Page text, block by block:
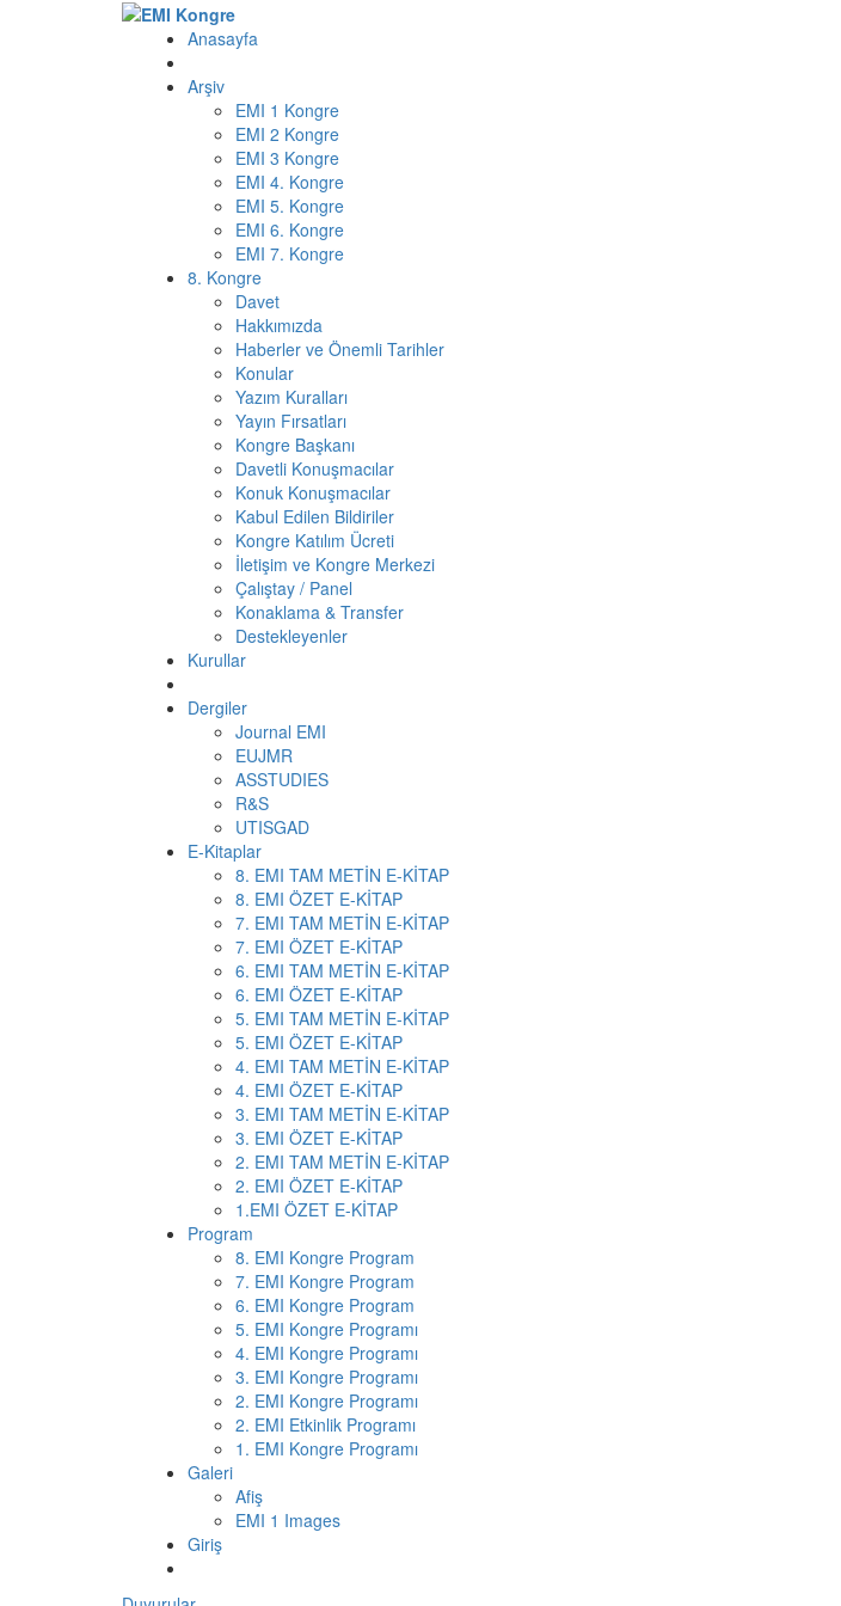
Anasayfa
Arşiv
EMI 1 Kongre
EMI 2 Kongre
EMI 3 Kongre
EMI 4. Kongre
EMI 5. Kongre
EMI 6. Kongre
EMI 7. Kongre
8. Kongre
Davet
Hakkımızda
Haberler ve Önemli Tarihler
Konular
Yazım Kuralları
Yayın Fırsatları
Kongre Başkanı
Davetli Konuşmacılar
Konuk Konuşmacılar
Kabul Edilen Bildiriler
Kongre Katılım Ücreti
İletişim ve Kongre Merkezi
Çalıştay / Panel
Konaklama & Transfer
Destekleyenler
Kurullar
Dergiler
Journal EMI
EUJMR
ASSTUDIES
R&S
UTISGAD
E-Kitaplar
8. EMI TAM METİN E-KİTAP
8. EMI ÖZET E-KİTAP
7. EMI TAM METİN E-KİTAP
7. EMI ÖZET E-KİTAP
6. EMI TAM METİN E-KİTAP
6. EMI ÖZET E-KİTAP
5. EMI TAM METİN E-KİTAP
5. EMI ÖZET E-KİTAP
4. EMI TAM METİN E-KİTAP
4. EMI ÖZET E-KİTAP
3. EMI TAM METİN E-KİTAP
3. EMI ÖZET E-KİTAP
2. EMI TAM METİN E-KİTAP
2. EMI ÖZET E-KİTAP
1.EMI ÖZET E-KİTAP
Program
8. EMI Kongre Program
7. EMI Kongre Program
6. EMI Kongre Program
5. EMI Kongre Programı
4. EMI Kongre Programı
3. EMI Kongre Programı
2. EMI Kongre Programı
2. EMI Etkinlik Programı
1. EMI Kongre Programı
Galeri
Afiş
EMI 1 Images
Giriş